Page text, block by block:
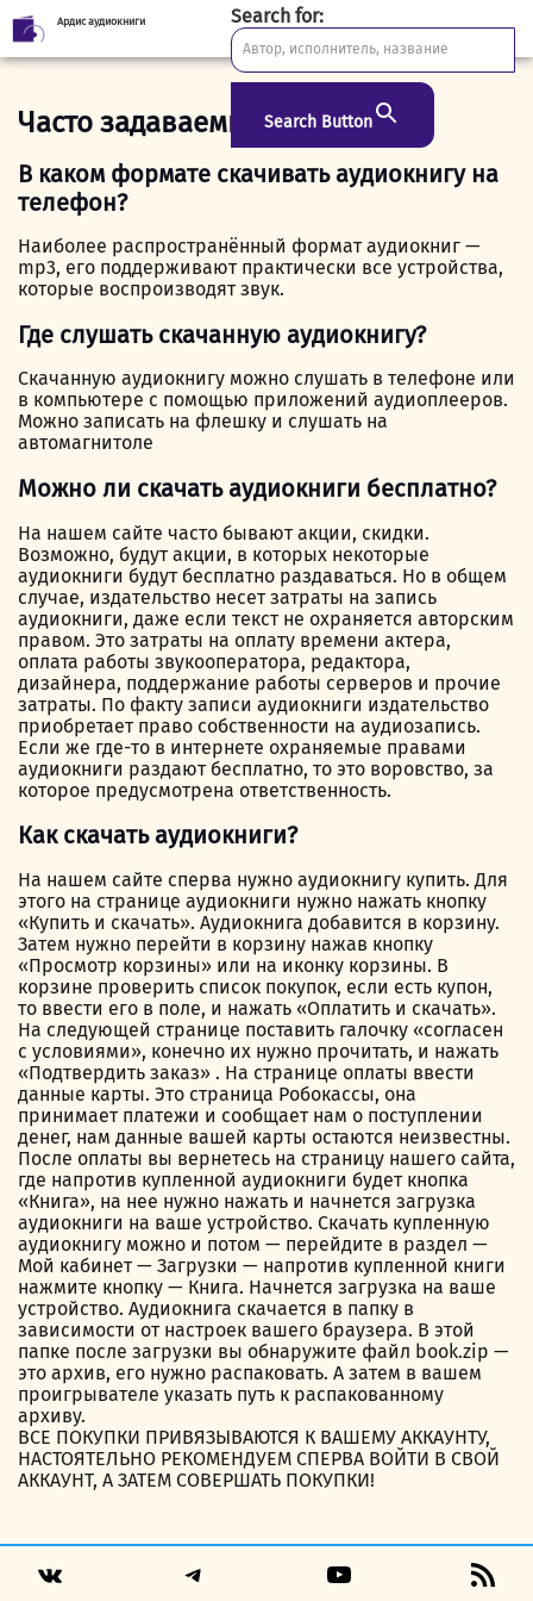
Skip
to
Ардис аудиокниги Search for:
Search Button
Часто задаваемые вопросы
В каком формате скачивать аудиокнигу на
телефон?
Наиболее распространённый формат аудиокниг —
mp3, его поддерживают практически все устройства,
которые воспроизводят звук.
Где слушать скачанную аудиокнигу?
Скачанную аудиокнигу можно слушать в телефоне или
в компьютере с помощью приложений аудиоплееров.
Можно записать на флешку и слушать на
автомагнитоле
Можно ли скачать аудиокниги бесплатно?
На нашем сайте часто бывают акции, скидки.
Возможно, будут акции, в которых некоторые
аудиокниги будут бесплатно раздаваться. Но в общем
случае, издательство несет затраты на запись
аудиокниги, даже если текст не охраняется авторским
правом. Это затраты на оплату времени актера,
оплата работы звукооператора, редактора,
дизайнера, поддержание работы серверов и прочие
затраты. По факту записи аудиокниги издательство
приобретает право собственности на аудиозапись.
Если же где-то в интернете охраняемые правами
аудиокниги раздают бесплатно, то это воровство, за
которое предусмотрена ответственность.
Как скачать аудиокниги?
На нашем сайте сперва нужно аудиокнигу купить. Для
этого на странице аудиокниги нужно нажать кнопку
«Купить и скачать». Аудиокнига добавится в корзину.
Затем нужно перейти в корзину нажав кнопку
«Просмотр корзины» или на иконку корзины. В
корзине проверить список покупок, если есть купон,
то ввести его в поле, и нажать «Оплатить и скачать».
На следующей странице поставить галочку «согласен
с условиями», конечно их нужно прочитать, и нажать
«Подтвердить заказ» . На странице оплаты ввести
данные карты. Это страница Робокассы, она
принимает платежи и сообщает нам о поступлении
денег, нам данные вашей карты остаются неизвестны.
После оплаты вы вернетесь на страницу нашего сайта,
где напротив купленной аудиокниги будет кнопка
«Книга», на нее нужно нажать и начнется загрузка
аудиокниги на ваше устройство. Скачать купленную
аудиокнигу можно и потом — перейдите в раздел —
Мой кабинет — Загрузки — напротив купленной книги
нажмите кнопку — Книга. Начнется загрузка на ваше
устройство. Аудиокнига скачается в папку в
зависимости от настроек вашего браузера. В этой
папке после загрузки вы обнаружите файл book.zip —
это архив, его нужно распаковать. А затем в вашем
проигрывателе указать путь к распакованному
архиву.
ВСЕ ПОКУПКИ ПРИВЯЗЫВАЮТСЯ К ВАШЕМУ АККАУНТУ,
НАСТОЯТЕЛЬНО РЕКОМЕНДУЕМ СПЕРВА ВОЙТИ В СВОЙ
АККАУНТ, А ЗАТЕМ СОВЕРШАТЬ ПОКУПКИ!